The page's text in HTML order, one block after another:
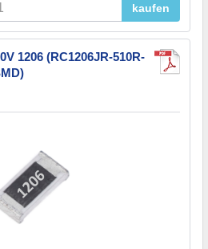
kaufen
1206 (RC1206JR-510R-